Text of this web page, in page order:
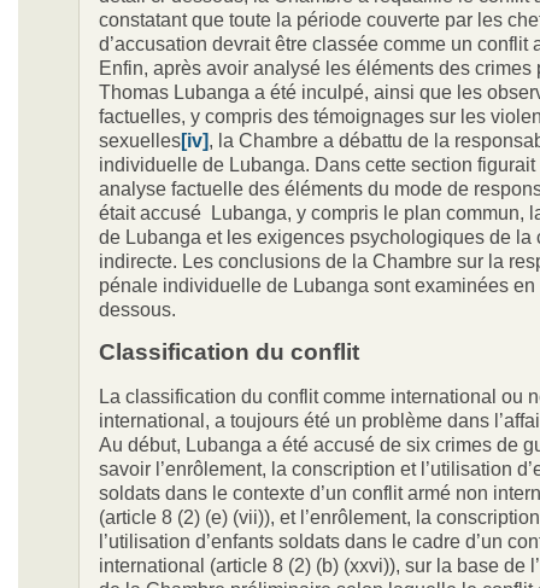
constatant que toute la période couverte par les
d’accusation devrait être classée comme un conflit
Enfin, après avoir analysé les éléments des crimes
Thomas Lubanga a été inculpé, ainsi que les
factuelles, y compris des témoignages sur les
sexuelles[iv] , la Chambre a débattu de la
individuelle de Lubanga. Dans cette section
analyse factuelle des éléments du mode de
était accusé Lubanga, y compris le plan commun,
de Lubanga et les exigences psychologiques de la
indirecte. Les conclusions de la Chambre sur la
pénale individuelle de Lubanga sont examinées en
dessous.
Classification du conflit
La classification du conflit comme international ou
international, a toujours été un problème dans
Au début, Lubanga a été accusé de six crimes de
savoir l’enrôlement, la conscription et l’utilisation
soldats dans le contexte d’un conflit armé non
(article 8 (2) (e) (vii)), et l’enrôlement, la
l’utilisation d’enfants soldats dans le cadre d’un
international (article 8 (2) (b) (xxvi)), sur la base de